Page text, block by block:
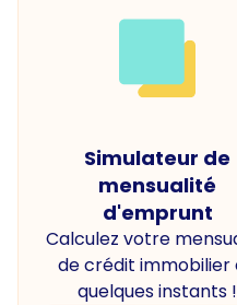
Simulateur de
mensualité
d'emprunt
Calculez votre
de crédit immobilier
quelques instants !